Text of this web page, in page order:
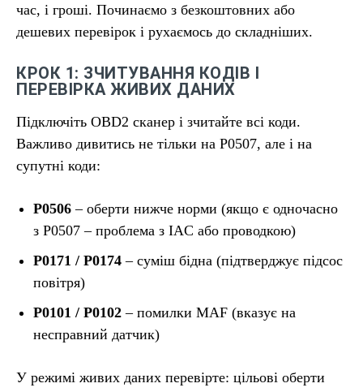
час, і гроші. Починаємо з безкоштовних або
дешевих перевірок і рухаємось до складніших.
КРОК 1: ЗЧИТУВАННЯ КОДІВ І
ПЕРЕВІРКА ЖИВИХ ДАНИХ
Підключіть OBD2 сканер і зчитайте всі коди.
Важливо дивитись не тільки на P0507, але і на
супутні коди:
P0506 – оберти нижче норми (якщо є одночасно
з P0507 – проблема з IAC або проводкою)
P0171 / P0174 – суміш бідна (підтверджує підсос
повітря)
P0101 / P0102 – помилки MAF (вказує на
несправний датчик)
У режимі живих даних перевірте: цільові оберти